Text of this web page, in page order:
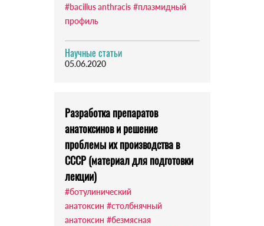
#bacillus anthracis #плазмидный
профиль
Научные статьи
05.06.2020
Разработка препаратов
анатоксинов и решение
проблемы их производства в
СССР (материал для подготовки
лекции)
#ботулинический
анатоксин #столбнячный
анатоксин #безмясная